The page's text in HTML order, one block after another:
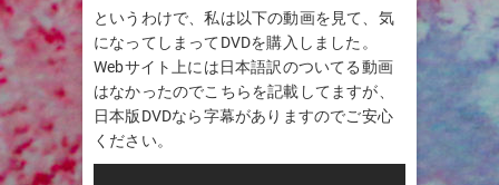
というわけで、私は以下の動画を見て、気
になってしまってDVDを購入しました。
Webサイト上には日本語訳のついてる動画
はなかったのでこちらを記載してますが、
日本版DVDなら字幕がありますのでご安心
ください。